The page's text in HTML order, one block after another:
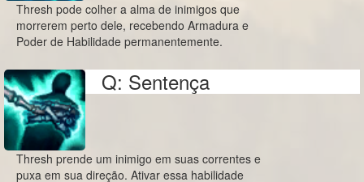
Thresh pode colher a alma de inimigos que
morrerem perto dele, recebendo Armadura e
Poder de Habilidade permanentemente.
Q: Sentença
Thresh prende um inimigo em suas correntes e
puxa em sua direção. Ativar essa habilidade